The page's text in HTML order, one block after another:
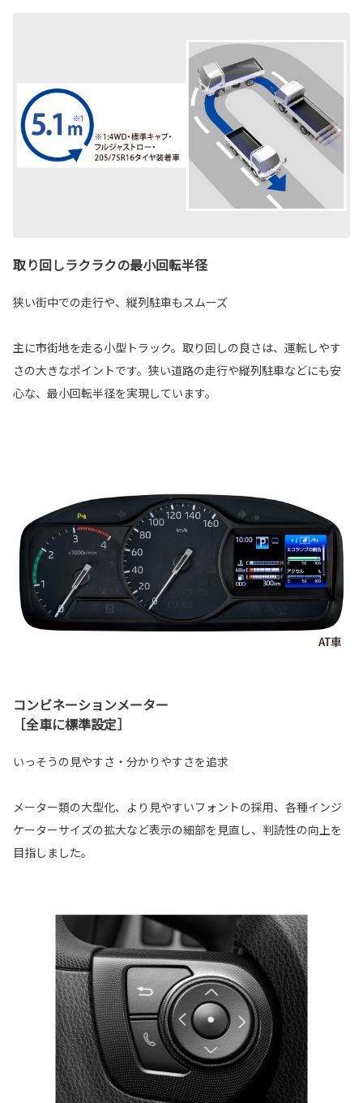
取り回しラクラクの最小回転半径
狭い街中での走行や、縦列駐車もスムーズ
主に市街地を走る小型トラック。取り回しの良さは、運転しやす
さの大きなポイントです。狭い道路の走行や縦列駐車などにも安
心な、最小回転半径を実現しています。
コンビネーションメーター
［全車に標準設定］
いっそうの見やすさ・分かりやすさを追求
メーター類の大型化、より見やすいフォントの採用、各種インジ
ケーターサイズの拡大など表示の細部を見直し、判読性の向上を
目指しました。